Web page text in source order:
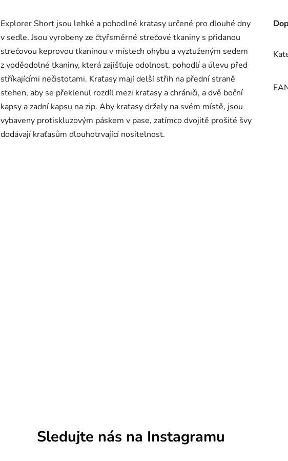
Explorer Short jsou lehké a pohodlné kraťasy určené pro dlouhé dny
v sedle. Jsou vyrobeny ze čtyřsměrné strečové tkaniny s přidanou
strečovou keprovou tkaninou v místech ohybu a vyztuženým sedem
z voděodolné tkaniny, která zajišťuje odolnost, pohodlí a úlevu před
stříkajícími nečistotami. Kraťasy mají delší střih na přední straně
stehen, aby se překlenul rozdíl mezi kraťasy a chrániči, a dvě boční
kapsy a zadní kapsu na zip. Aby kraťasy držely na svém místě, jsou
vybaveny protiskluzovým páskem v pase, zatímco dvojitě prošité švy
dodávají kraťasům dlouhotrvající nositelnost.
Sledujte nás na Instagramu